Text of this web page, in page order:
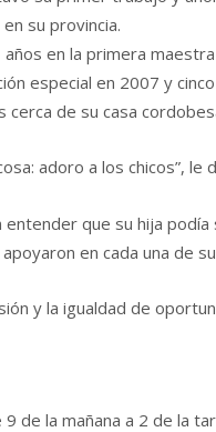
su provincia.
en la primera
especial en 2007 y
cerca de su casa
adoro a los chicos”,
que su hija
en cada una de
y la igualdad de
de la mañana a 2 de la